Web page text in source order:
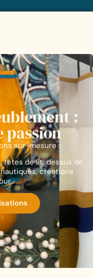
:
passion
sur-mesure :
têtes de lit, dessus de
créations